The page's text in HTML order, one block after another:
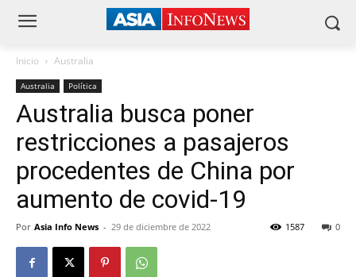
Inicio Australia
Australia Política
Australia busca poner
restricciones a pasajeros
procedentes de China por
aumento de covid-19
Por Asia Info News - 29 de diciembre de 2022 0
1587